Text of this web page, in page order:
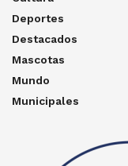
Deportes
Destacados
Mascotas
Mundo
Municipales